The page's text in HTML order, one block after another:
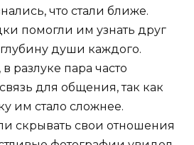
что стали ближе.
помогли им узнать друг
глубину души каждого.
разлуке пара часто
для общения, так как
им стало сложнее.
скрывать свои отношения